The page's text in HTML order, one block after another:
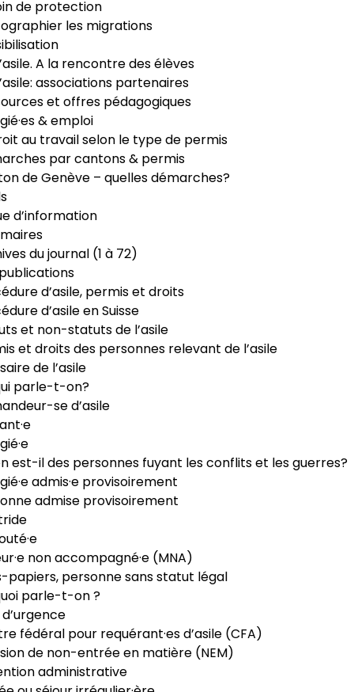
de protection
les migrations
A la rencontre des élèves
associations partenaires
et offres pédagogiques
& emploi
au travail selon le type de permis
par cantons & permis
de Genève – quelles démarches?
d’information
du journal (1 à 72)
d’asile, permis et droits
d’asile en Suisse
et non-statuts de l’asile
et droits des personnes relevant de l’asile
de l’asile
parle-t-on?
se d’asile
est-il des personnes fuyant les conflits et les guerres?
admis·e provisoirement
admise provisoirement
non accompagné·e (MNA)
papiers, personne sans statut légal
parle-t-on ?
fédéral pour requérant·es d’asile (CFA)
de non-entrée en matière (NEM)
administrative